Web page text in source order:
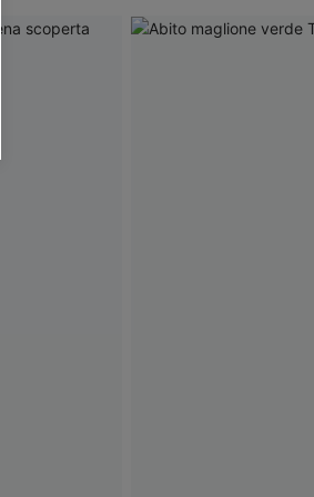
SCONT
i nostri
valutare il livello di coinvolgimento,